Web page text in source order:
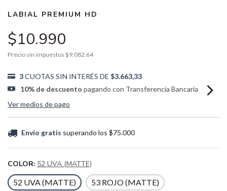
LABIAL PREMIUM HD
$10.990
Precio sin impuestos $9.082,64
3CUOTAS SIN INTERÉS DE $3.663,33
10% de descuento pagando con Transferencia Bancaria
Ver medios de pago
Envío gratis superando los $75.000
COLOR: 52 UVA (MATTE)
52 UVA (MATTE)
53 ROJO (MATTE)